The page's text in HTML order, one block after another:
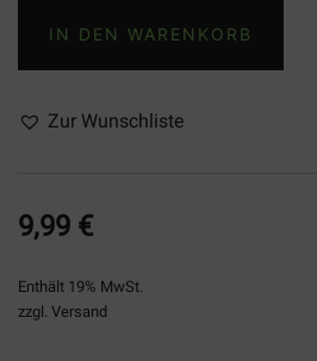
IN DEN WARENKORB
Zur Wunschliste
9,99 €
Enthält 19% MwSt.
zzgl. Versand